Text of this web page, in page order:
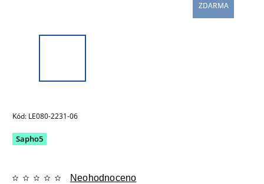
ZDARMA
Kód: LE080-2231-06
Sapho5
Neohodnoceno